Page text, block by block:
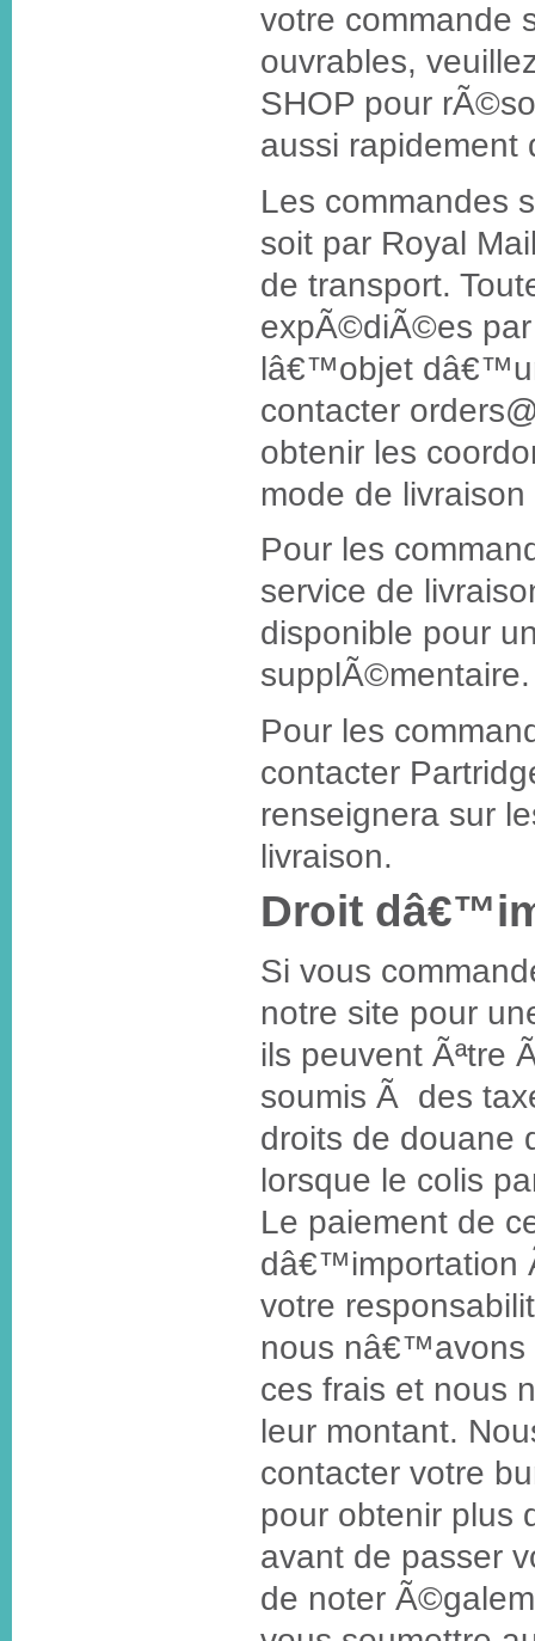
votre commande
ouvrables,
SHOP pour
aussi rapidement
Les commandes
soit par Royal
de transport.
expÃ©diÃ©es
lâ€™objet
contacter
obtenir les
mode de
Pour les
service de
disponible pour
supplÃ©mentaire.
Pour les
contacter
renseignera sur
livraison.
Droit
Si vous
notre site pour
ils peuvent Ãªtre
soumis Ã des
droits de douane
lorsque le colis
Le paiement de
dâ€™importation
votre
nous nâ€™avons
ces frais et nous
leur montant.
contacter votre
pour obtenir plus
avant de passer
de noter